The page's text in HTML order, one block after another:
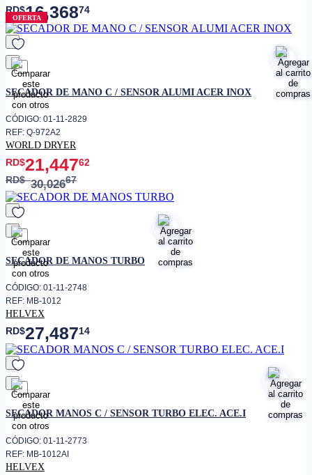
mm max. Protección eléctrica:
Termostato reseteable Fusible
Térmico (TCO) Nivel de Ruido:
55 dB OPERACIÓN: Presione el
RD$16,36874
OFERTA
favorito
SECADOR DE MANO C / SENSOR ALUMI ACER INOX
CÓDIGO: 01-11-2829
REF: Q-972A2
WORLD DRYER
RD$21,44762
RD$30,02667
favorito
SECADOR DE MANOS TURBO
CÓDIGO: 01-11-2748
REF: MB-1012
HELVEX
RD$27,48714
favorito
SECADOR MANOS C / SENSOR TURBO ELEC. ACE.I
CÓDIGO: 01-11-2773
REF: MB-1012AI
HELVEX